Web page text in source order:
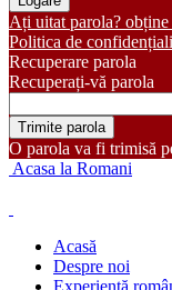
Ați uitat parola?
Politica de
Recuperare parola
Recuperați-vă parola
O parola va fi trimisă
Acasa la Romani
Acasă
Despre noi
Experiență